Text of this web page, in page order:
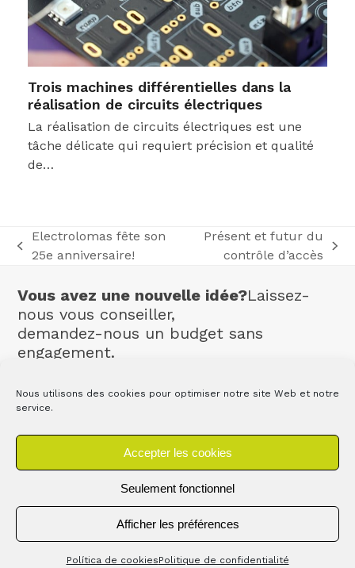
Nous utilisons des cookies pour optimiser notre site Web et notre
service.
Accepter les cookies
Seulement fonctionnel
Afficher les préférences
Política de cookiesPolitique de confidentialité
Trois machines différentielles dans la
réalisation de circuits électriques
La réalisation de circuits électriques est une
tâche délicate qui requiert précision et qualité
de…
previous
Electrolomas fête son
25e anniversaire!
Présent et futur du
contrôle d’accès
Vous avez une nouvelle idée?Laissez-
nous vous conseiller,
demandez-nous un budget sans
engagement.
Contact
Copyright © Electrolomas SL2026 - Tous droits réservés